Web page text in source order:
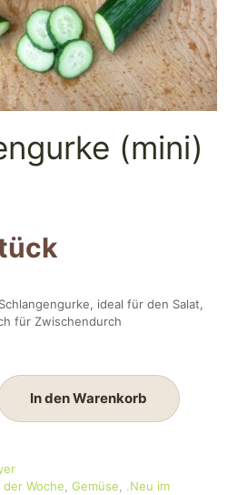
(mini)
ideal für den Salat,
für Zwischendurch
In den Warenkorb
Woche Gemüse
.Neu im